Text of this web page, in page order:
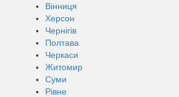
Вінниця
Херсон
Чернігів
Полтава
Черкаси
Житомир
Суми
Рівне